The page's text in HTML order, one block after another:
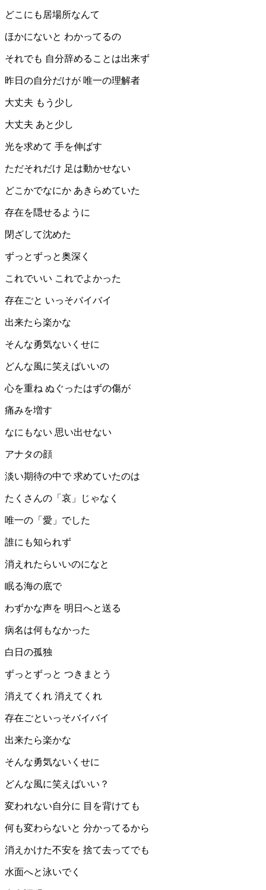
どこにも居場所なんて
ほかにないと わかってるの
それでも 自分辞めることは出来ず
昨日の自分だけが 唯一の理解者
大丈夫 もう少し
大丈夫 あと少し
光を求めて 手を伸ばす
ただそれだけ 足は動かせない
どこかでなにか あきらめていた
存在を隠せるように
閉ざして沈めた
ずっとずっと奥深く
これでいい これでよかった
存在ごと いっそバイバイ
出来たら楽かな
そんな勇気ないくせに
どんな風に笑えばいいの
心を重ね ぬぐったはずの傷が
痛みを増す
なにもない 思い出せない
アナタの顔
淡い期待の中で 求めていたのは
たくさんの「哀」じゃなく
唯一の「愛」でした
誰にも知られず
消えれたらいいのになと
眠る海の底で
わずかな声を 明日へと送る
病名は何もなかった
白日の孤独
ずっとずっと つきまとう
消えてくれ 消えてくれ
存在ごといっそバイバイ
出来たら楽かな
そんな勇気ないくせに
どんな風に笑えばいい？
変われない自分に 目を背けても
何も変わらないと 分かってるから
消えかけた不安を 捨て去ってでも
水面へと泳いでく